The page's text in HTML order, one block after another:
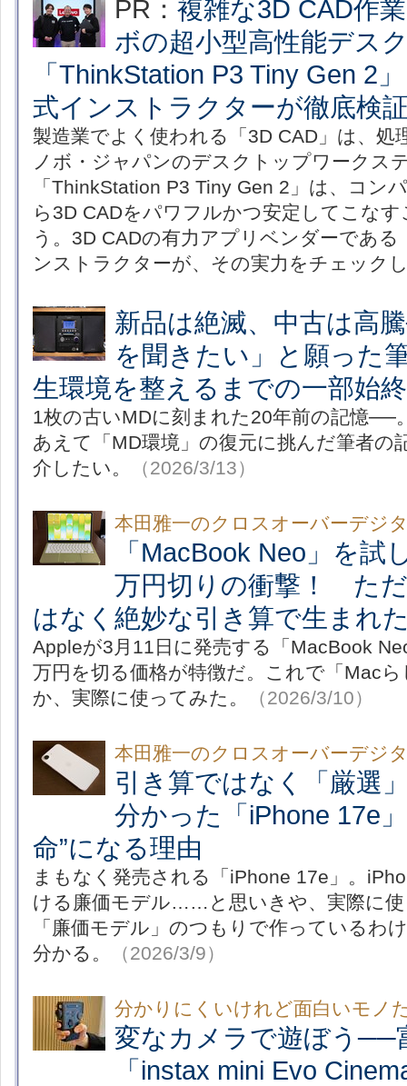
PR： 複雑な3D CAD作
ボの超小型高性能デス
「ThinkStation P3 Tiny Gen 2
式インストラクターが徹底検
製造業でよく使われる「3D CAD」は、処
ノボ・ジャパンのデスクトップワークス
「ThinkStation P3 Tiny Gen 2」は、コン
ら3D CADをパワフルかつ安定してこな
う。3D CADの有力アプリベンダーであ
ンストラクターが、その実力をチェック
新品は絶滅、中古は高
を聞きたい」と願った
生環境を整えるまでの一部始終
1枚の古いMDに刻まれた20年前の記憶──
あえて「MD環境」の復元に挑んだ筆者の
介したい。
（2026/3/13）
本田雅一のクロスオーバーデジ
「MacBook Neo」を試
万円切りの衝撃！ ただ
はなく絶妙な引き算で生まれ
Appleが3月11日に発売する「MacBook
万円を切る価格が特徴だ。これで「Mac
か、実際に使ってみた。
（2026/3/10）
本田雅一のクロスオーバーデジ
引き算ではなく「厳選
分かった「iPhone 17e
命”になる理由
まもなく発売される「iPhone 17e」。
ける廉価モデル……と思いきや、実際に
「廉価モデル」のつもりで作っているわ
分かる。
（2026/3/9）
分かりにくいけれど面白いモノ
変なカメラで遊ぼう──
「instax mini Evo